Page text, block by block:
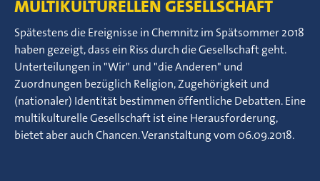
MULTIKULTURELLEN GESELLSCHAFT
Spätestens die Ereignisse in Chemnitz im Spätsommer 2018
haben gezeigt, dass ein Riss durch die Gesellschaft geht.
Unterteilungen in "Wir" und "die Anderen" und
Zuordnungen bezüglich Religion, Zugehörigkeit und
(nationaler) Identität bestimmen öffentliche Debatten. Eine
multikulturelle Gesellschaft ist eine Herausforderung,
bietet aber auch Chancen. Veranstaltung vom 06.09.2018.